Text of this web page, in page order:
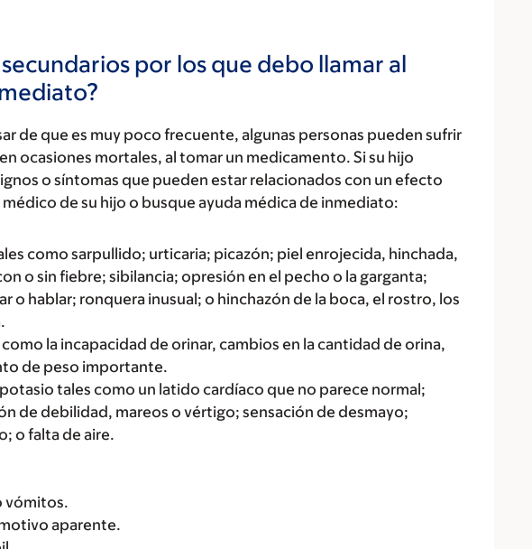
por los que debo llamar al
de que es muy poco frecuente, algunas personas pueden sufrir
ocasiones mortales, al tomar un medicamento. Si su hijo
o síntomas que pueden estar relacionados con un efecto
de su hijo o busque ayuda médica de inmediato:
como sarpullido; urticaria; picazón; piel enrojecida, hinchada,
o sin fiebre; sibilancia; opresión en el pecho o la garganta;
o hablar; ronquera inusual; o hinchazón de la boca, el rostro, los
la incapacidad de orinar, cambios en la cantidad de orina,
de peso importante.
tales como un latido cardíaco que no parece normal;
de debilidad, mareos o vértigo; sensación de desmayo;
o falta de aire.
vómitos.
aparente.